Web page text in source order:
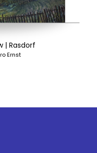
| Rasdorf
Ernst